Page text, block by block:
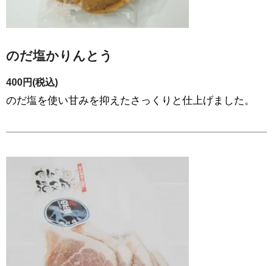
のだ塩かりんとう
400円(税込)
のだ塩を使い甘みを抑えたさっくりと仕上げました。